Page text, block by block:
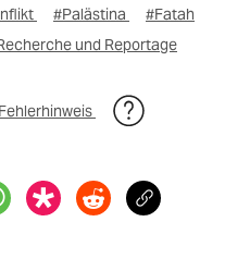
#Palästina
#Fatah
und Reportage
Fehlerhinweis